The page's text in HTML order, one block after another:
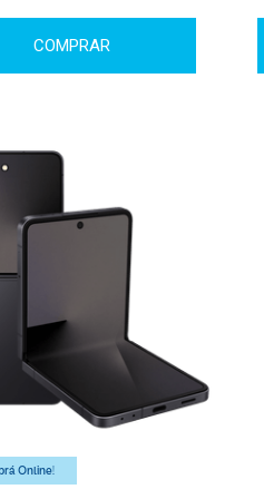
COMPRAR
Online!